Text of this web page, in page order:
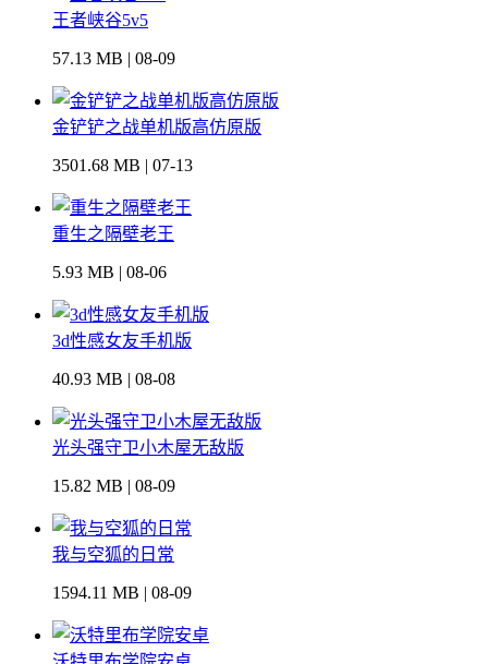
王者峡谷5v5
57.13 MB | 08-09
金铲铲之战单机版高仿原版
3501.68 MB | 07-13
重生之隔壁老王
5.93 MB | 08-06
3d性感女友手机版
40.93 MB | 08-08
光头强守卫小木屋无敌版
15.82 MB | 08-09
我与空狐的日常
1594.11 MB | 08-09